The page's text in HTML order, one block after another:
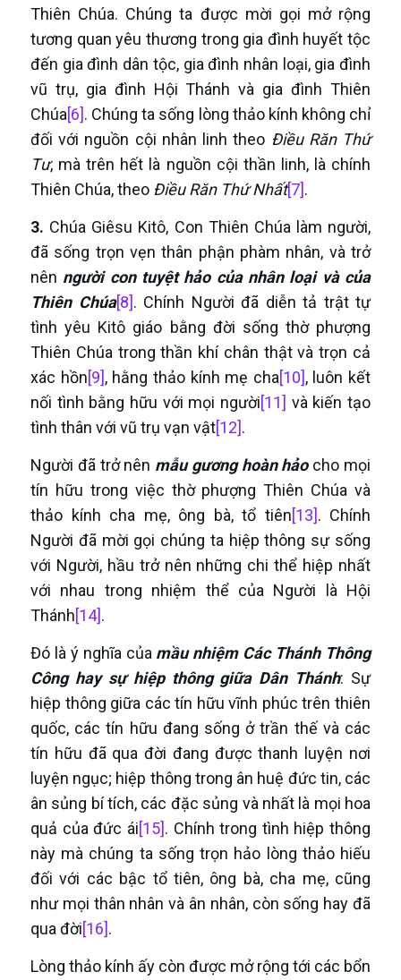
Thiên Chúa. Chúng ta được mời gọi mở rộng
tương quan yêu thương trong gia đình huyết tộc
đến gia đình dân tộc, gia đình nhân loại, gia đình
vũ trụ, gia đình Hội Thánh và gia đình Thiên
Chúa[6]. Chúng ta sống lòng thảo kính không chỉ
đối với nguồn cội nhân linh theo Điều Răn Thứ
Tư, mà trên hết là nguồn cội thần linh, là chính
Thiên Chúa, theo Điều Răn Thứ Nhất[7].
3. Chúa Giêsu Kitô, Con Thiên Chúa làm người,
đã sống trọn vẹn thân phận phàm nhân, và trở
nên người con tuyệt hảo của nhân loại và của
Thiên Chúa[8]. Chính Người đã diễn tả trật tự
tình yêu Kitô giáo bằng đời sống thờ phượng
Thiên Chúa trong thần khí chân thật và trọn cả
xác hồn[9], hằng thảo kính mẹ cha[10], luôn kết
nối tình bằng hữu với mọi người[11] và kiến tạo
tình thân với vũ trụ vạn vật[12].
Người đã trở nên mẫu gương hoàn hảocho mọi
tín hữu trong việc thờ phượng Thiên Chúa và
thảo kính cha mẹ, ông bà, tổ tiên[13]. Chính
Người đã mời gọi chúng ta hiệp thông sự sống
với Người, hầu trở nên những chi thể hiệp nhất
với nhau trong nhiệm thể của Người là Hội
Thánh[14].
Đó là ý nghĩa của mầu nhiệm Các Thánh Thông
Công hay sự hiệp thông giữa Dân Thánh: Sự
hiệp thông giữa các tín hữu vĩnh phúc trên thiên
quốc, các tín hữu đang sống ở trần thế và các
tín hữu đã qua đời đang được thanh luyện nơi
luyện ngục; hiệp thông trong ân huệ đức tin, các
ân sủng bí tích, các đặc sủng và nhất là mọi hoa
quả của đức ái[15]. Chính trong tình hiệp thông
này mà chúng ta sống trọn hảo lòng thảo hiếu
đối với các bậc tổ tiên, ông bà, cha mẹ, cũng
như mọi thân nhân và ân nhân, còn sống hay đã
qua đời[16].
Lòng thảo kính ấy còn được mở rộng tới các bổn